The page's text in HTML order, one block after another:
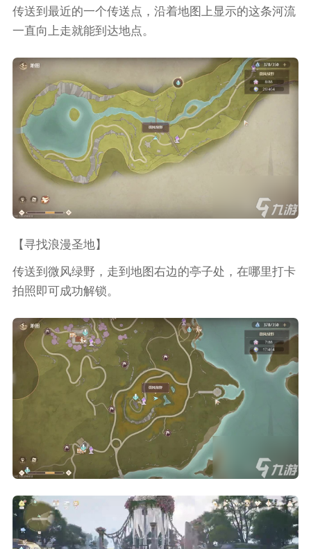
传送到最近的一个传送点，沿着地图上显示的这条河流
一直向上走就能到达地点。
【寻找浪漫圣地】
传送到微风绿野，走到地图右边的亭子处，在哪里打卡
拍照即可成功解锁。